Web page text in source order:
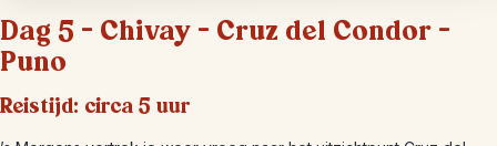
Dag 5 – Chivay – Cruz del Condor –
Puno
Reistijd: circa 5 uur